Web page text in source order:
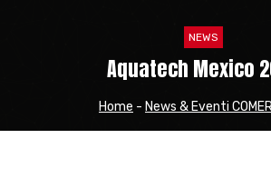
NEWS
Aquatech Mexico
Home - News & Eventi